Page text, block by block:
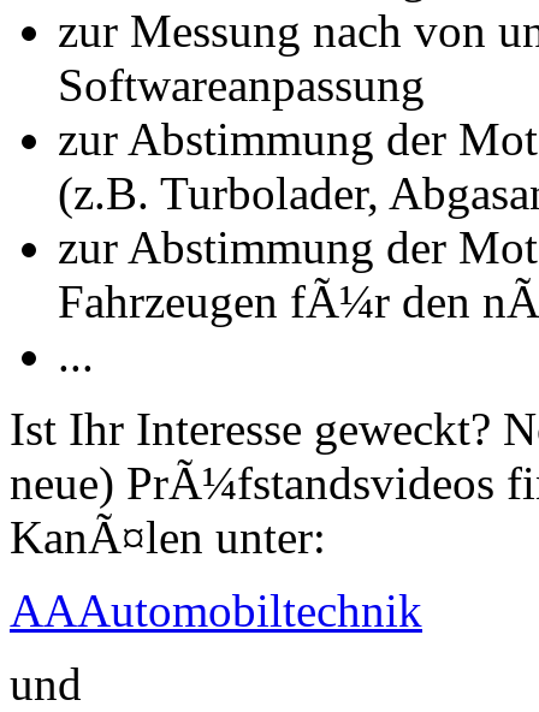
zur Messung nach von
Softwareanpassung
zur Abstimmung der
(z.B. Turbolader,
zur Abstimmung der
Fahrzeugen fÃ¼r den
...
Ist Ihr Interesse geweckt?
neue) PrÃ¼fstandsvideos
KanÃ¤len unter:
AAAutomobiltechnik
und